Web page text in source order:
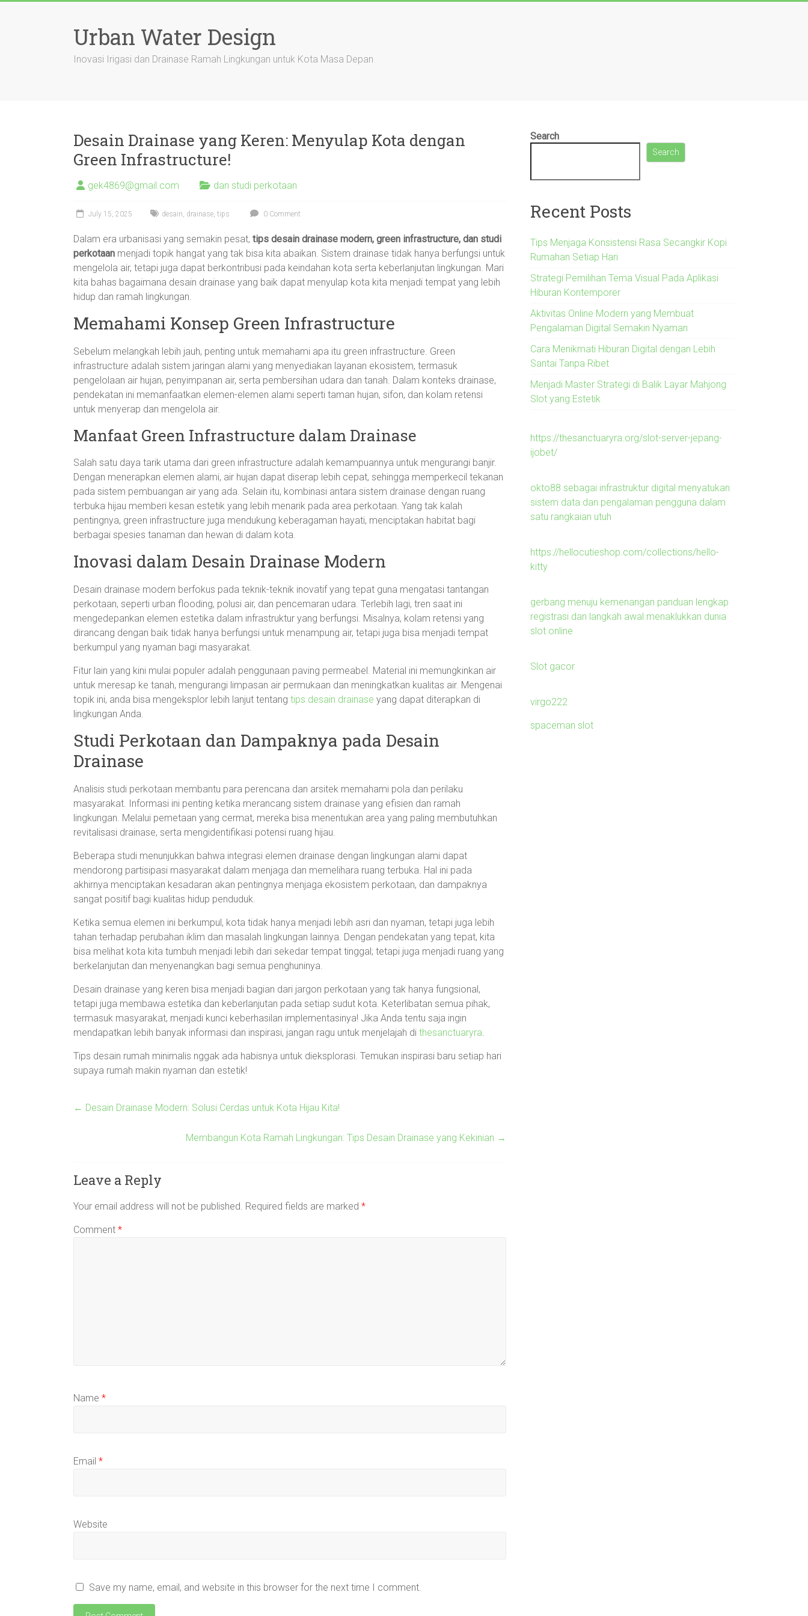
Urban Water Design
Inovasi Irigasi dan Drainase Ramah Lingkungan untuk Kota Masa Depan
Desain Drainase yang Keren: Menyulap Kota dengan
Green Infrastructure!
gek4869@gmail.com dan studi perkotaan
July 15, 2025 desain, drainase, tips 0 Comment
Dalam era urbanisasi yang semakin pesat, tips desain drainase modern, green infrastructure, dan studi
perkotaan menjadi topik hangat yang tak bisa kita abaikan. Sistem drainase tidak hanya berfungsi untuk
mengelola air, tetapi juga dapat berkontribusi pada keindahan kota serta keberlanjutan lingkungan. Mari
kita bahas bagaimana desain drainase yang baik dapat menyulap kota kita menjadi tempat yang lebih
hidup dan ramah lingkungan.
Memahami Konsep Green Infrastructure
Sebelum melangkah lebih jauh, penting untuk memahami apa itu green infrastructure. Green
infrastructure adalah sistem jaringan alami yang menyediakan layanan ekosistem, termasuk
pengelolaan air hujan, penyimpanan air, serta pembersihan udara dan tanah. Dalam konteks drainase,
pendekatan ini memanfaatkan elemen-elemen alami seperti taman hujan, sifon, dan kolam retensi
untuk menyerap dan mengelola air.
Manfaat Green Infrastructure dalam Drainase
Salah satu daya tarik utama dari green infrastructure adalah kemampuannya untuk mengurangi banjir.
Dengan menerapkan elemen alami, air hujan dapat diserap lebih cepat, sehingga memperkecil tekanan
pada sistem pembuangan air yang ada. Selain itu, kombinasi antara sistem drainase dengan ruang
terbuka hijau memberi kesan estetik yang lebih menarik pada area perkotaan. Yang tak kalah
pentingnya, green infrastructure juga mendukung keberagaman hayati, menciptakan habitat bagi
berbagai spesies tanaman dan hewan di dalam kota.
Inovasi dalam Desain Drainase Modern
Desain drainase modern berfokus pada teknik-teknik inovatif yang tepat guna mengatasi tantangan
perkotaan, seperti urban flooding, polusi air, dan pencemaran udara. Terlebih lagi, tren saat ini
mengedepankan elemen estetika dalam infrastruktur yang berfungsi. Misalnya, kolam retensi yang
dirancang dengan baik tidak hanya berfungsi untuk menampung air, tetapi juga bisa menjadi tempat
berkumpul yang nyaman bagi masyarakat.
Fitur lain yang kini mulai populer adalah penggunaan paving permeabel. Material ini memungkinkan air
untuk meresap ke tanah, mengurangi limpasan air permukaan dan meningkatkan kualitas air. Mengenai
topik ini, anda bisa mengeksplor lebih lanjut tentang tips desain drainase yang dapat diterapkan di
lingkungan Anda.
Studi Perkotaan dan Dampaknya pada Desain
Drainase
Analisis studi perkotaan membantu para perencana dan arsitek memahami pola dan perilaku
masyarakat. Informasi ini penting ketika merancang sistem drainase yang efisien dan ramah
lingkungan. Melalui pemetaan yang cermat, mereka bisa menentukan area yang paling membutuhkan
revitalisasi drainase, serta mengidentifikasi potensi ruang hijau.
Beberapa studi menunjukkan bahwa integrasi elemen drainase dengan lingkungan alami dapat
mendorong partisipasi masyarakat dalam menjaga dan memelihara ruang terbuka. Hal ini pada
akhirnya menciptakan kesadaran akan pentingnya menjaga ekosistem perkotaan, dan dampaknya
sangat positif bagi kualitas hidup penduduk.
Ketika semua elemen ini berkumpul, kota tidak hanya menjadi lebih asri dan nyaman, tetapi juga lebih
tahan terhadap perubahan iklim dan masalah lingkungan lainnya. Dengan pendekatan yang tepat, kita
bisa melihat kota kita tumbuh menjadi lebih dari sekedar tempat tinggal; tetapi juga menjadi ruang yang
berkelanjutan dan menyenangkan bagi semua penghuninya.
Desain drainase yang keren bisa menjadi bagian dari jargon perkotaan yang tak hanya fungsional,
tetapi juga membawa estetika dan keberlanjutan pada setiap sudut kota. Keterlibatan semua pihak,
termasuk masyarakat, menjadi kunci keberhasilan implementasinya! Jika Anda tentu saja ingin
mendapatkan lebih banyak informasi dan inspirasi, jangan ragu untuk menjelajah di thesanctuaryra.
Tips desain rumah minimalis nggak ada habisnya untuk dieksplorasi. Temukan inspirasi baru setiap hari
supaya rumah makin nyaman dan estetik!
← Desain Drainase Modern: Solusi Cerdas untuk Kota Hijau Kita!
Membangun Kota Ramah Lingkungan: Tips Desain Drainase yang Kekinian →
Leave a Reply
Your email address will not be published. Required fields are marked *
Comment *
Name *
Email *
Website
Save my name, email, and website in this browser for the next time I comment.
Search
Search
Recent Posts
Tips Menjaga Konsistensi Rasa Secangkir Kopi
Rumahan Setiap Hari
Strategi Pemilihan Tema Visual Pada Aplikasi
Hiburan Kontemporer
Aktivitas Online Modern yang Membuat
Pengalaman Digital Semakin Nyaman
Cara Menikmati Hiburan Digital dengan Lebih
Santai Tanpa Ribet
Menjadi Master Strategi di Balik Layar Mahjong
Slot yang Estetik
https://thesanctuaryra.org/slot-server-jepang-
ijobet/
okto88 sebagai infrastruktur digital menyatukan
sistem data dan pengalaman pengguna dalam
satu rangkaian utuh
https://hellocutieshop.com/collections/hello-
kitty
gerbang menuju kemenangan panduan lengkap
registrasi dan langkah awal menaklukkan dunia
slot online
Slot gacor
virgo222
spaceman slot